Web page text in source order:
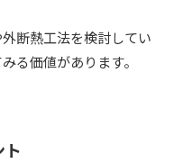
断熱工法を検討してい
る価値があります。